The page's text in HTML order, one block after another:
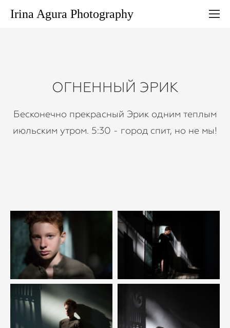
Irina Agura Photography
ОГНЕННЫЙ ЭРИК
Бесконечно прекрасный Эрик одним теплым
июльским утром. 5:30 - город спит, но не мы!